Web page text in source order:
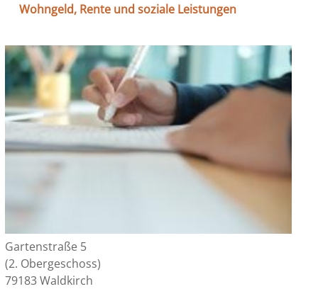
Wohngeld, Rente und soziale Leistungen
Gartenstraße 5
(2. Obergeschoss)
79183 Waldkirch